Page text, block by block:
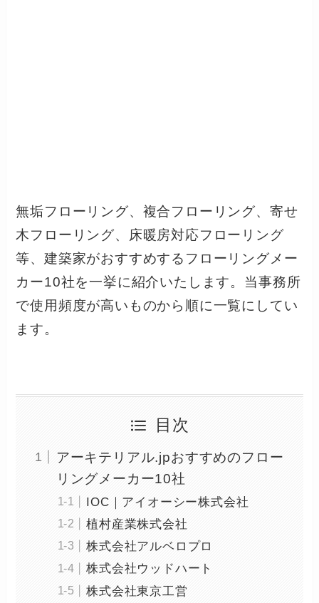
無垢フローリング、複合フローリング、寄せ
木フローリング、床暖房対応フローリング
等、建築家がおすすめするフローリングメー
カー10社を一挙に紹介いたします。当事務所
で使用頻度が高いものから順に一覧にしてい
ます。
目次
アーキテリアル.jpおすすめのフロー
リングメーカー10社
IOC｜アイオーシー株式会社
植村産業株式会社
株式会社アルベロプロ
株式会社ウッドハート
株式会社東京工営